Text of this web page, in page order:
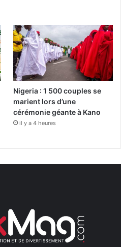
Nigeria : 1 500 couples se
marient lors d’une
cérémonie géante à Kano
il y a 4 heures